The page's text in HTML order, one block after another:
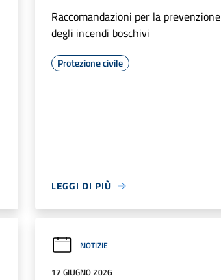
Raccomandazioni per la prevenzione
degli incendi boschivi
Protezione civile
LEGGI DI PIÙ
NOTIZIE
17 GIUGNO 2026